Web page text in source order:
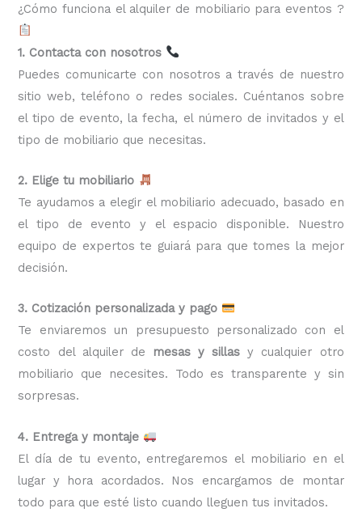
¿Cómo funciona el alquiler de mobiliario para eventos ?
1. Contacta con nosotros
Puedes comunicarte con nosotros a través de nuestro
sitio web, teléfono o redes sociales. Cuéntanos sobre
el tipo de evento, la fecha, el número de invitados y el
tipo de mobiliario que necesitas.
2. Elige tu mobiliario
Te ayudamos a elegir el mobiliario adecuado, basado en
el tipo de evento y el espacio disponible. Nuestro
equipo de expertos te guiará para que tomes la mejor
decisión.
3. Cotización personalizada y pago
Te enviaremos un presupuesto personalizado con el
costo del alquiler de
mesas y sillas y cualquier otro
mobiliario que necesites. Todo es transparente y sin
sorpresas.
4. Entrega y montaje
El día de tu evento, entregaremos el mobiliario en el
lugar y hora acordados. Nos encargamos de montar
todo para que esté listo cuando lleguen tus invitados.